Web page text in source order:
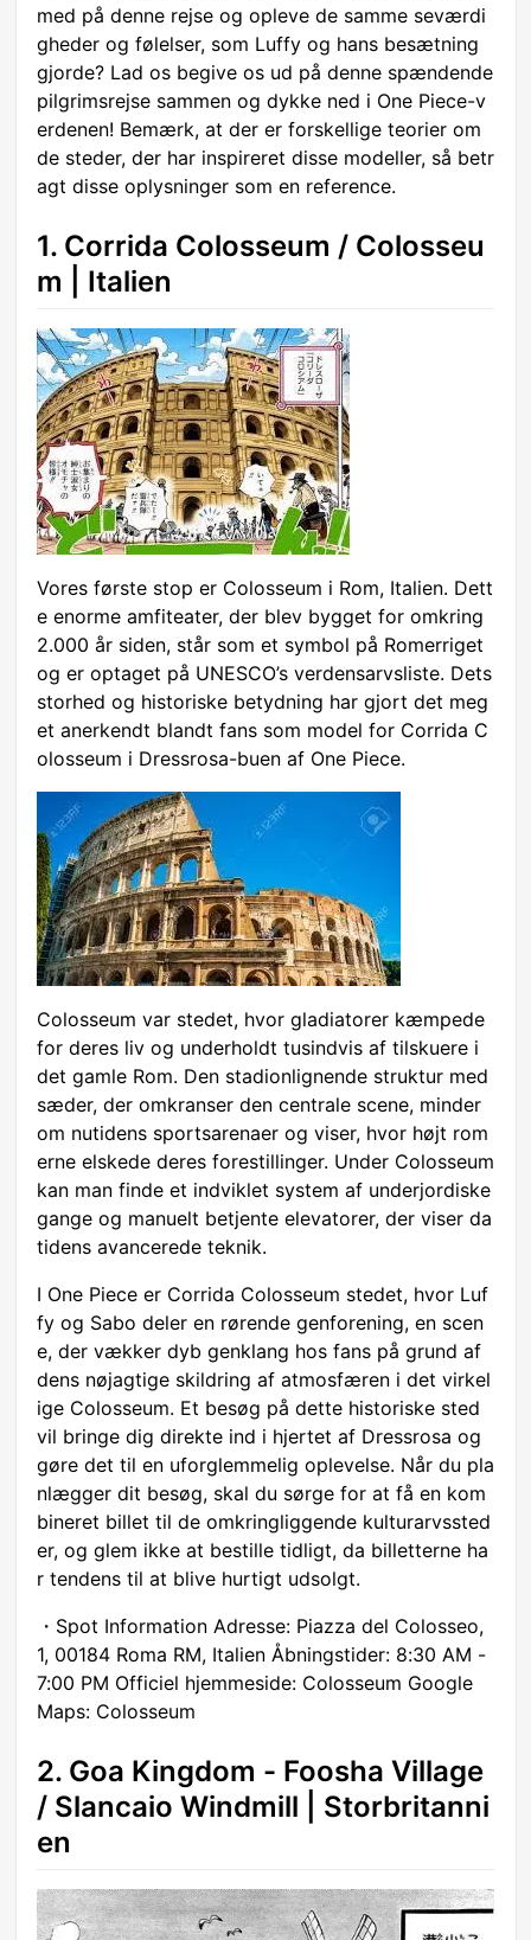
med på denne rejse og opleve de samme seværdi
gheder og følelser, som Luffy og hans besætning
gjorde? Lad os begive os ud på denne spændende
pilgrimsrejse sammen og dykke ned i One Piece-v
erdenen! Bemærk, at der er forskellige teorier om
de steder, der har inspireret disse modeller, så betr
agt disse oplysninger som en reference.
1. Corrida Colosseum / Colosseu
m | Italien
Vores første stop er Colosseum i Rom, Italien. Dett
e enorme amfiteater, der blev bygget for omkring
2.000 år siden, står som et symbol på Romerriget
og er optaget på UNESCO’s verdensarvsliste. Dets
storhed og historiske betydning har gjort det meg
et anerkendt blandt fans som model for Corrida C
olosseum i Dressrosa-buen af One Piece.
Colosseum var stedet, hvor gladiatorer kæmpede
for deres liv og underholdt tusindvis af tilskuere i
det gamle Rom. Den stadionlignende struktur med
sæder, der omkranser den centrale scene, minder
om nutidens sportsarenaer og viser, hvor højt rom
erne elskede deres forestillinger. Under Colosseum
kan man finde et indviklet system af underjordiske
gange og manuelt betjente elevatorer, der viser da
tidens avancerede teknik.
I One Piece er Corrida Colosseum stedet, hvor Luf
fy og Sabo deler en rørende genforening, en scen
e, der vækker dyb genklang hos fans på grund af
dens nøjagtige skildring af atmosfæren i det virkel
ige Colosseum. Et besøg på dette historiske sted
vil bringe dig direkte ind i hjertet af Dressrosa og
gøre det til en uforglemmelig oplevelse. Når du pla
nlægger dit besøg, skal du sørge for at få en kom
bineret billet til de omkringliggende kulturarvssted
er, og glem ikke at bestille tidligt, da billetterne ha
r tendens til at blive hurtigt udsolgt.
・Spot Information Adresse: Piazza del Colosseo,
1, 00184 Roma RM, Italien Åbningstider: 8:30 AM -
7:00 PM Officiel hjemmeside: Colosseum Google
Maps: Colosseum
2. Goa Kingdom - Foosha Village
/ Slancaio Windmill | Storbritanni
en